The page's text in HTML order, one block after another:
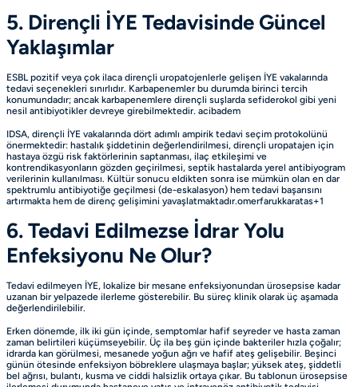
5. Dirençli İYE Tedavisinde Güncel
Yaklaşımlar
ESBL pozitif veya çok ilaca dirençli uropatojenlerle gelişen İYE vakalarında
tedavi seçenekleri sınırlıdır. Karbapenemler bu durumda birinci tercih
konumundadır; ancak karbapenemlere dirençli suşlarda sefiderokol gibi yeni
nesil antibiyotikler devreye girebilmektedir. acibadem
IDSA, dirençli İYE vakalarında dört adımlı ampirik tedavi seçim protokolünü
önermektedir: hastalık şiddetinin değerlendirilmesi, dirençli uropatajen için
hastaya özgü risk faktörlerinin saptanması, ilaç etkileşimi ve
kontrendikasyonların gözden geçirilmesi, septik hastalarda yerel antibiyogram
verilerinin kullanılması. Kültür sonucu eldikten sonra ise mümkün olan en dar
spektrumlu antibiyotiğe geçilmesi (de-eskalasyon) hem tedavi başarısını
artırmakta hem de direnç gelişimini yavaşlatmaktadır.omerfarukkaratas+1
6. Tedavi Edilmezse İdrar Yolu
Enfeksiyonu Ne Olur?
Tedavi edilmeyen İYE, lokalize bir mesane enfeksiyonundan ürosepsise kadar
uzanan bir yelpazede ilerleme gösterebilir. Bu süreç klinik olarak üç aşamada
değerlendirilebilir.
Erken dönemde, ilk iki gün içinde, semptomlar hafif seyreder ve hasta zaman
zaman belirtileri küçümseyebilir. Üç ila beş gün içinde bakteriler hızla çoğalır;
idrarda kan görülmesi, mesanede yoğun ağrı ve hafif ateş gelişebilir. Beşinci
günün ötesinde enfeksiyon böbreklere ulaşmaya başlar; yüksek ateş, şiddetli
bel ağrısı, bulantı, kusma ve ciddi halsizlik ortaya çıkar. Bu tablonun ürosepsise